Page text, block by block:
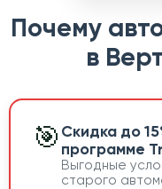
Почему
в
🎯 Скидка до
программе
Выгодные
старого